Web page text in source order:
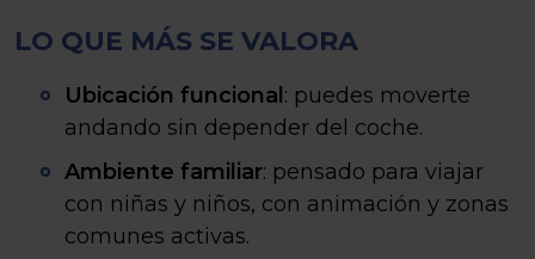
LO QUE MÁS SE VALORA
Ubicación funcional : puedes moverte
andando sin depender del coche.
Ambiente familiar: pensado para viajar
con niñas y niños, con animación y zonas
comunes activas.